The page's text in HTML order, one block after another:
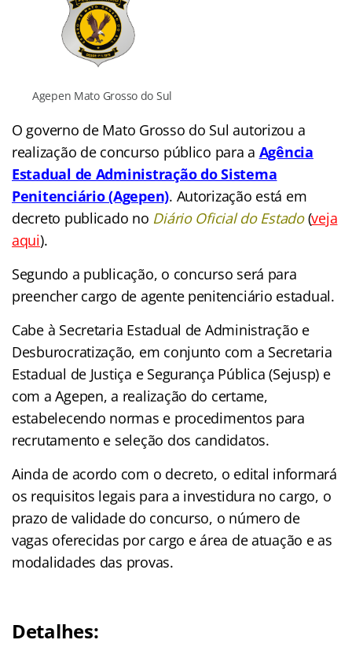
Agepen Mato Grosso do Sul
O governo de Mato Grosso do Sul autorizou a
realização de concurso público para a Agência
Estadual de Administração do Sistema
Penitenciário (Agepen). Autorização está em
decreto publicado no Diário Oficial do Estado(veja
aqui).
Segundo a publicação, o concurso será para
preencher cargo de agente penitenciário estadual.
Cabe à Secretaria Estadual de Administração e
Desburocratização, em conjunto com a Secretaria
Estadual de Justiça e Segurança Pública (Sejusp) e
com a Agepen, a realização do certame,
estabelecendo normas e procedimentos para
recrutamento e seleção dos candidatos.
Ainda de acordo com o decreto, o edital informará
os requisitos legais para a investidura no cargo, o
prazo de validade do concurso, o número de
vagas oferecidas por cargo e área de atuação e as
modalidades das provas.
Detalhes: